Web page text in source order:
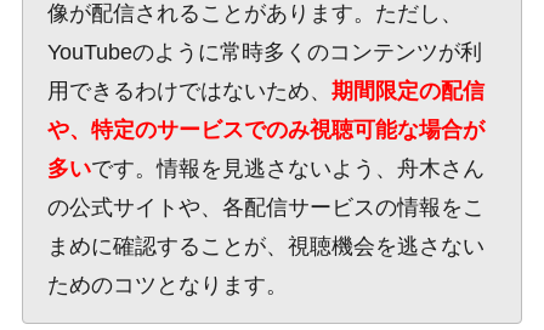
像が配信されることがあります。ただし、
YouTubeのように常時多くのコンテンツが利
用できるわけではないため、 期間限定の配信
や、特定のサービスでのみ視聴可能な場合が
多いです。情報を見逃さないよう、舟木さん
の公式サイトや、各配信サービスの情報をこ
まめに確認することが、視聴機会を逃さない
ためのコツとなります。